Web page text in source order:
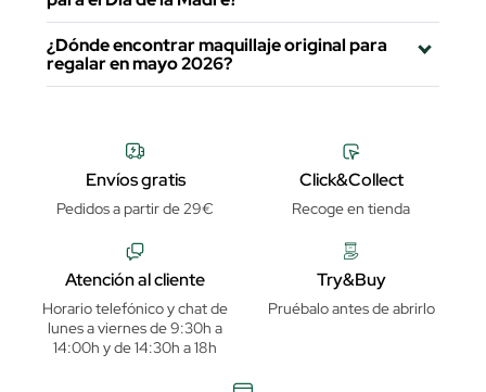
¿Dónde encontrar maquillaje original para
regalar en mayo 2026?
Envíos gratis
Pedidos a partir de 29€
Click&Collect
Recoge en tienda
Atención al cliente
Horario telefónico y chat de
lunes a viernes de 9:30h a
14:00h y de 14:30h a 18h
Try&Buy
Pruébalo antes de abrirlo